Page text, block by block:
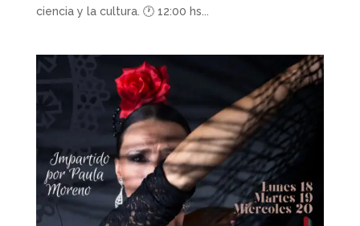
ciencia y la cultura. 🕐 12:00 hs...